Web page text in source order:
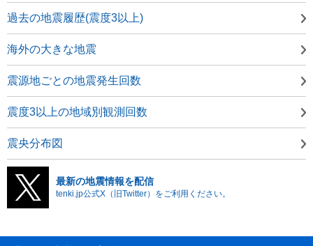
過去の地震履歴(震度3以上)
海外の大きな地震
震源地ごとの地震発生回数
震度3以上の地域別観測回数
震央分布図
最新の地震情報を配信
tenki.jp公式X（旧Twitter）をご利用ください。